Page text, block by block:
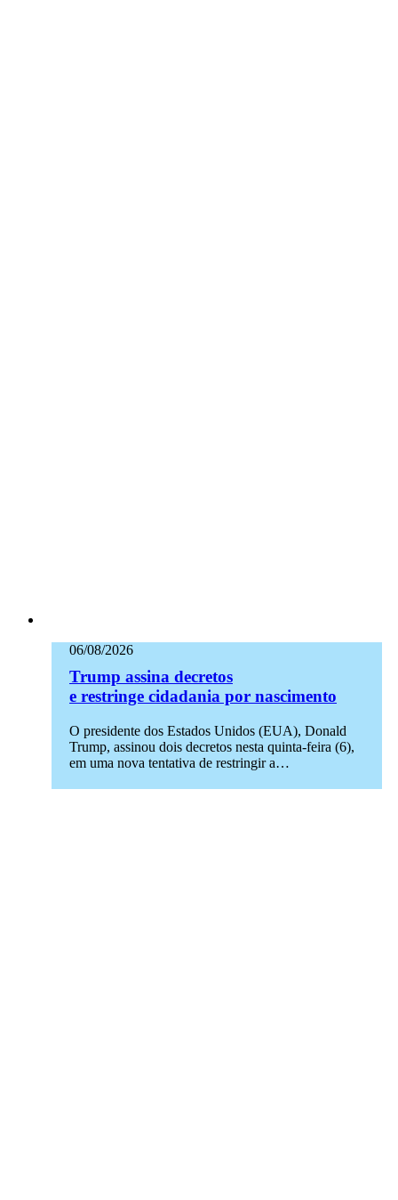
06/08/2026
Trump assina decretos
e restringe cidadania por nascimento
O presidente dos Estados Unidos (EUA), Donald
Trump, assinou dois decretos nesta quinta-feira (6),
em uma nova tentativa de restringir a…